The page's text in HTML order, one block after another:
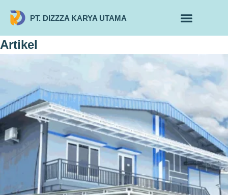
PT. DIZZZA KARYA UTAMA
Artikel